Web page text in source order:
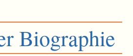
Biographie